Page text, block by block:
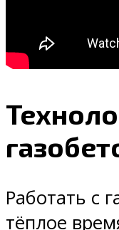
Работать с
тёплое